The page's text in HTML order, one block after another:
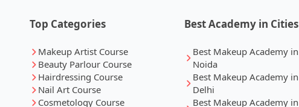
Top Categories
Makeup Artist Course
Beauty Parlour Course
Hairdressing Course
Nail Art Course
Cosmetology Course
Best Academy in Cities
Best Makeup Academy in
Noida
Best Makeup Academy in
Delhi
Best Makeup Academy in